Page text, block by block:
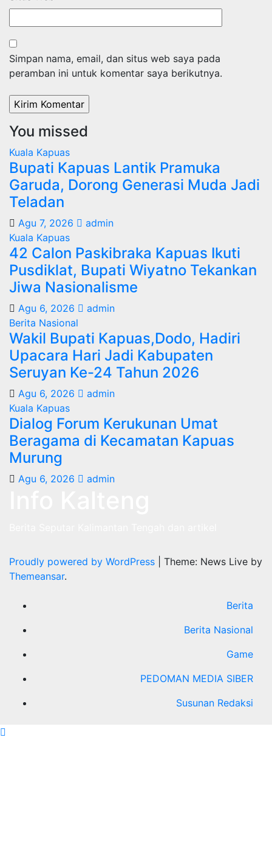
Simpan nama, email, dan situs web saya pada
peramban ini untuk komentar saya berikutnya.
You missed
Kuala Kapuas
Bupati Kapuas Lantik Pramuka
Garuda, Dorong Generasi Muda Jadi
Teladan
Agu 7, 2026
admin
Kuala Kapuas
42 Calon Paskibraka Kapuas Ikuti
Pusdiklat, Bupati Wiyatno Tekankan
Jiwa Nasionalisme
Agu 6, 2026
admin
Berita Nasional
Wakil Bupati Kapuas,Dodo, Hadiri
Upacara Hari Jadi Kabupaten
Seruyan Ke-24 Tahun 2026
Agu 6, 2026
admin
Kuala Kapuas
Dialog Forum Kerukunan Umat
Beragama di Kecamatan Kapuas
Murung
Agu 6, 2026 admin
Proudly powered by WordPress
Theme: News Live by
Themeansar.
Berita
Berita Nasional
Game
PEDOMAN MEDIA SIBER
Susunan Redaksi